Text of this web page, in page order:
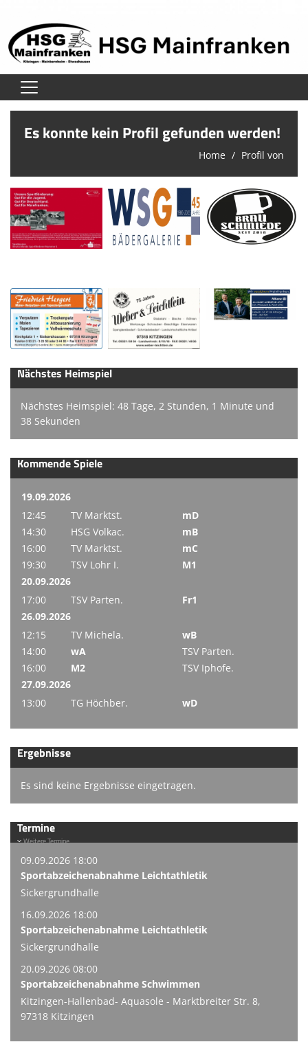
Home
Damen
Jugend
Trainingszeiten
Online-Shop
Informationen
Sponsoring
Links
Es konnte kein Profil gefunden werden!
Home Profil von
Nächstes Heimspiel
Nächstes Heimspiel: 48 Tage, 2 Stunden, 1 Minute und
38 Sekunden
Kommende Spiele
19.09.2026
12:45
TV Marktst.
mD
14:30
HSG Volkac.
mB
16:00
TV Marktst.
mC
19:30
TSV Lohr I.
M1
20.09.2026
17:00
TSV Parten.
Fr1
26.09.2026
12:15
TV Michela.
wB
14:00
wA
TSV Parten.
16:00
M2
TSV Iphofe.
27.09.2026
13:00
TG Höchber. wD
Ergebnisse
Es sind keine Ergebnisse eingetragen.
Termine
Weitere Termine
09.09.2026 18:00
Sportabzeichenabnahme Leichtathletik
Sickergrundhalle
16.09.2026 18:00
Sportabzeichenabnahme Leichtathletik
Sickergrundhalle
20.09.2026 08:00
Sportabzeichenabnahme Schwimmen
Kitzingen-Hallenbad- Aquasole - Marktbreiter Str. 8,
97318 Kitzingen